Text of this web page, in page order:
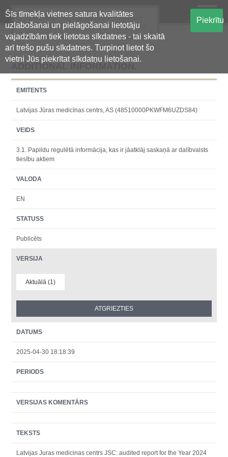
Šīs tīmekļa vietnes satura kvalitātes
uzlabošanai un pielāgošanai lietotāju
vajadzībām tiek lietotas sīkdatnes - tai skaitā
arī trešo pušu sīkdatnes. Turpinot lietot šo
vietni Jūs piekrītat sīkdatņu lietošanai.
Piekrītu
Oficiālā regulētās informācijas
centralizētā glabāšanas sistēma
ADDITIONAL INFORMATION.
EMITENTS
Latvijas Jūras medicīnas centrs, AS (48510000PKWFM6UZDS84)
VEIDS
3.1. Papildu regulētā informācija, kas ir jāatklāj saskaņā ar dalībvalsts
tiesību aktiem
VALODA
EN
STATUSS
Publicēts
VERSIJA
Aktuālā (1)
DATUMS
2025-04-30 18:18:39
PERIODS
VERSIJAS KOMENTĀRS
TEKSTS
Latvijas Juras medicinas centrs JSC: audited report for the Year 2024